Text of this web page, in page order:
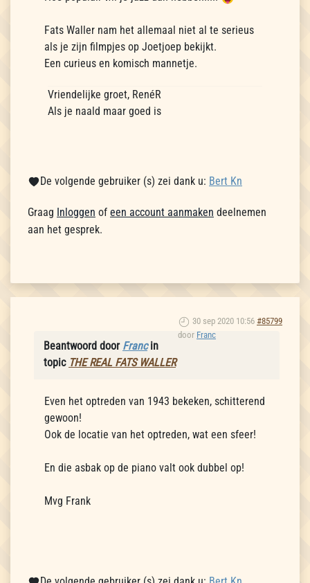
Fats Waller nam het allemaal niet al te serieus
als je zijn filmpjes op Joetjoep bekijkt.
Een curieus en komisch mannetje.
Vriendelijke groet, RenéR
Als je naald maar goed is
De volgende gebruiker (s) zei dank u: Bert Kn
Graag Inloggen of een account aanmaken deelnemen
aan het gesprek.
30 sep 2020 10:56 #85799
door Franc
Beantwoord door Francin
topic THE REAL FATS WALLER
Even het optreden van 1943 bekeken, schitterend
gewoon!
Ook de locatie van het optreden, wat een sfeer!
En die asbak op de piano valt ook dubbel op!
Mvg Frank